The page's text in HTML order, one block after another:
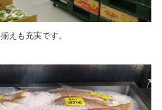
えも充実です。